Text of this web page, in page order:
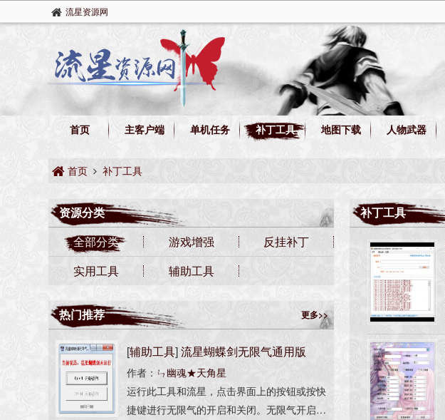
流星资源网
首页 主客户端 单机任务 补丁工具 地图下载 人物武器
首页 补丁工具
补丁工具
资源分类
全部分类
游戏增强
反挂补丁
实用工具
辅助工具
热门推荐 更多>>
[辅助工具]流星蝴蝶剑无限气通用版
作者： ㄣ幽魂★天角星
运行此工具和流星，点击界面上的按钮或按快
捷键进行无限气的开启和关闭。无限气开启后